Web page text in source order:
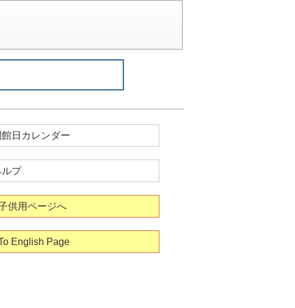
館日カレンダー
ルプ
供用ページへ
English Page